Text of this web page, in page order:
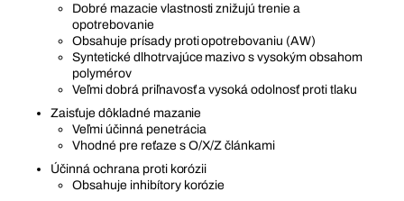
Dobré mazacie vlastnosti znižujú trenie a
opotrebovanie
Obsahuje prísady proti opotrebovaniu (AW)
Syntetické dlhotrvajúce mazivo s vysokým obsahom
polymérov
Veľmi dobrá priľnavosť a vysoká odolnosť proti tlaku
Zaisťuje dôkladné mazanie
Veľmi účinná penetrácia
Vhodné pre reťaze s O/X/Z článkami
Účinná ochrana proti korózii
Obsahuje inhibítory korózie